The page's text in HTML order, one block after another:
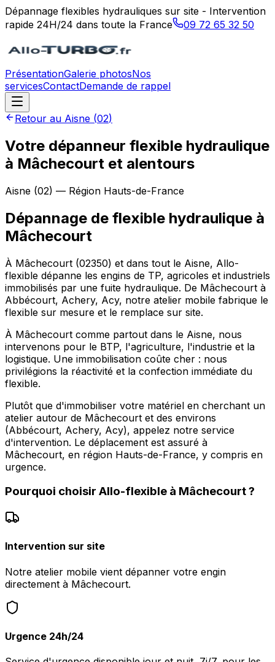
Dépannage flexibles hydrauliques sur site - Intervention
rapide 24H/24 dans toute la France
09 72 65 32 50
PrésentationGalerie photosNos
servicesContactDemande de rappel
Retour au Aisne (02)
Votre dépanneur flexible hydraulique
à Mâchecourt et alentours
Aisne (02) — Région Hauts-de-France
Dépannage de flexible hydraulique à
Mâchecourt
À Mâchecourt (02350) et dans tout le Aisne, Allo-
flexible dépanne les engins de TP, agricoles et industriels
immobilisés par une fuite hydraulique. De Mâchecourt à
Abbécourt, Achery, Acy, notre atelier mobile fabrique le
flexible sur mesure et le remplace sur site.
À Mâchecourt comme partout dans le Aisne, nous
intervenons pour le BTP, l'agriculture, l'industrie et la
logistique. Une immobilisation coûte cher : nous
privilégions la réactivité et la confection immédiate du
flexible.
Plutôt que d'immobiliser votre matériel en cherchant un
atelier autour de Mâchecourt et des environs
(Abbécourt, Achery, Acy), appelez notre service
d'intervention. Le déplacement est assuré à
Mâchecourt, en région Hauts-de-France, y compris en
urgence.
Pourquoi choisir Allo-flexible à Mâchecourt?
Intervention sur site
Notre atelier mobile vient dépanner votre engin
directement à Mâchecourt.
Urgence 24h/24